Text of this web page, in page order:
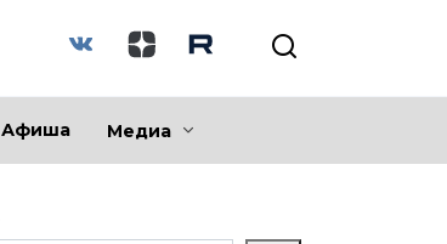
Афиша Медиа